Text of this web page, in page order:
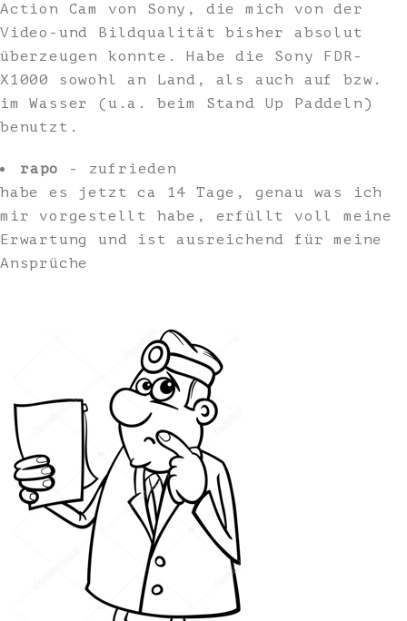
Action Cam von Sony, die mich von der
Video-und Bildqualität bisher absolut
überzeugen konnte. Habe die Sony FDR-
X1000 sowohl an Land, als auch auf bzw.
im Wasser (u.a. beim Stand Up Paddeln)
benutzt.
rapo
- zufrieden
habe es jetzt ca 14 Tage, genau was ich
mir vorgestellt habe, erfüllt voll meine
Erwartung und ist ausreichend für meine
Ansprüche